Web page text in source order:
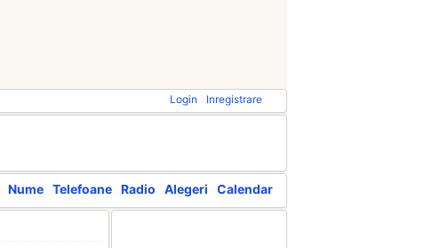
Login Inregistrare
Nume Telefoane Radio Alegeri Calendar